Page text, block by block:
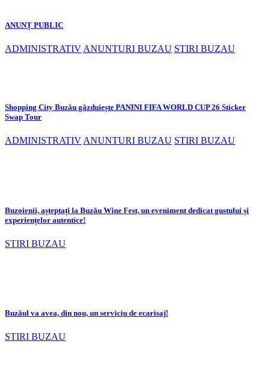
ANUNȚ PUBLIC
ADMINISTRATIV ANUNTURI BUZAU STIRI BUZAU
Shopping City Buzău găzduiește PANINI FIFA WORLD CUP 26 Sticker
Swap Tour
ADMINISTRATIV ANUNTURI BUZAU STIRI BUZAU
Buzoienii, așteptați la Buzău Wine Fest, un eveniment dedicat gustului și
experiențelor autentice!
STIRI BUZAU
Buzăul va avea, din nou, un serviciu de ecarisaj!
STIRI BUZAU